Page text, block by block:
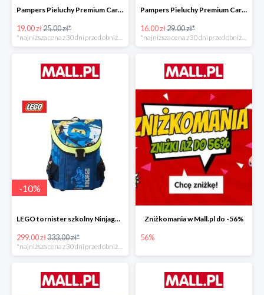
Pampers Pieluchy Premium Care 0 Newborn -24%
19.00 zł25.00 zł*
*najniższa cena z 30 dni przed obniżką
Pampers Pieluchy Premium Care 1 Newborn -44%
16.00 zł29.00 zł*
*najniższa cena z 30 dni przed obniżką
-10%
LEGO tornister szkolny Ninjago JAY of Lightning Easy
299.00 zł333.00 zł*
Zniżkomania w Mall.pl do -56%
56%